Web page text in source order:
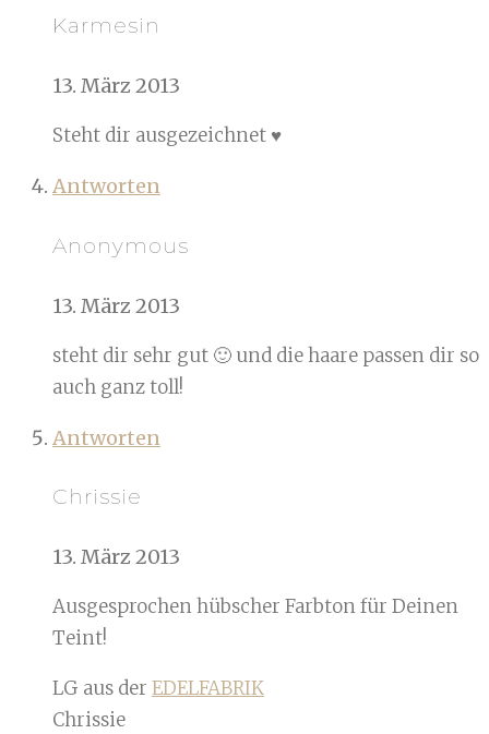
Karmesin
13. März 2013
Steht dir ausgezeichnet ♥
Antworten
Anonymous
13. März 2013
steht dir sehr gut 🙂 und die haare passen dir so
auch ganz toll!
Antworten
Chrissie
13. März 2013
Ausgesprochen hübscher Farbton für Deinen
Teint!
LG aus der EDELFABRIK
Chrissie